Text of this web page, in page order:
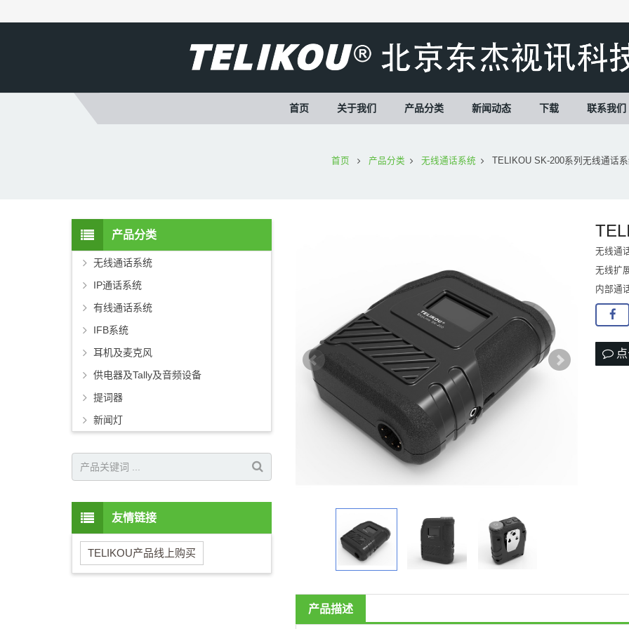
首页 关于我们 产品分类 新闻动态 下载 联系我们
首页 产品分类 无线通话系统 TELIKOU SK-200系列无线通话
无线通
无线扩
内部通
产品描述
产品分类
无线通话系统
IP通话系统
有线通话系统
IFB系统
耳机及麦克风
供电器及Tally及音频设备
提词器
新闻灯
友情链接
TELIKOU产品线上购买